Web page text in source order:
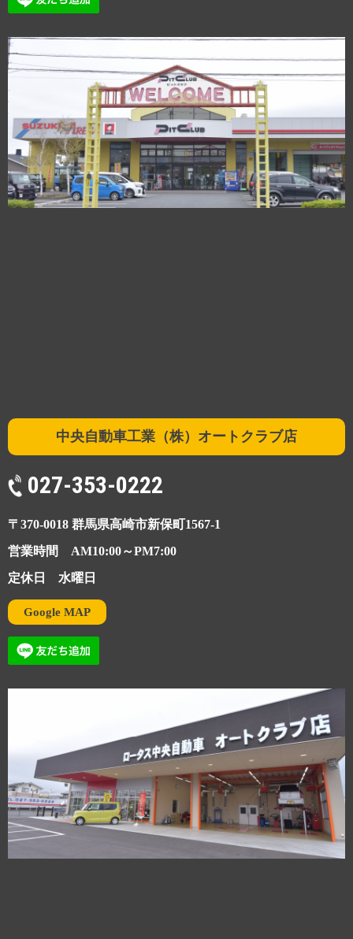
中央自動車工業（株）オートクラブ店
027-353-0222
〒370-0018 群馬県高崎市新保町1567-1
営業時間 AM10:00～PM7:00
定休日 水曜日
Google MAP